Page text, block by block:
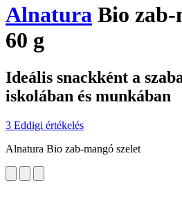
Alnatura Bio zab-
60 g
Ideális snackként a
iskolában és munkában
3 Eddigi értékelés
Alnatura Bio zab-mangó szelet